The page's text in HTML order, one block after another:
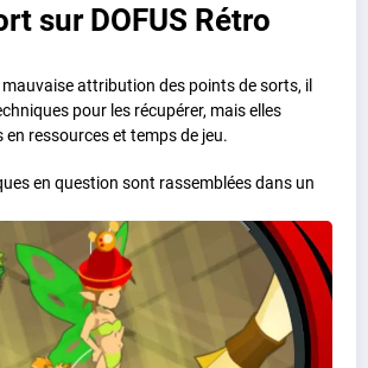
sur DOFUS Rétro
mauvaise attribution des points de sorts, il
pour les récupérer, mais elles
ressources et temps de jeu.
en question sont rassemblées dans un